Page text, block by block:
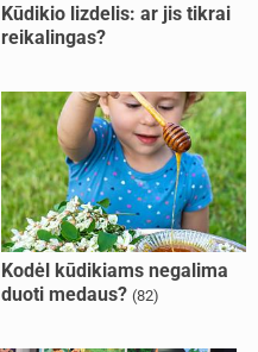
Kūdikio lizdelis: ar jis tikrai
reikalingas?
Kodėl kūdikiams negalima
duoti medaus? (82)